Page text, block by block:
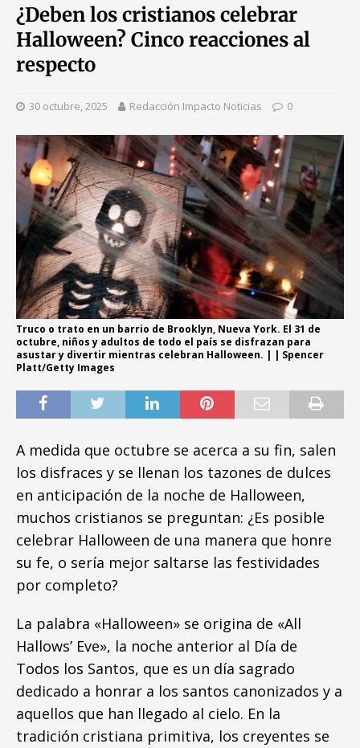
¿Deben los cristianos celebrar
Halloween? Cinco reacciones al
respecto
30 octubre, 2025 Redacción Impacto Noticias 0
Truco o trato en un barrio de Brooklyn, Nueva York. El 31 de
octubre, niños y adultos de todo el país se disfrazan para
asustar y divertir mientras celebran Halloween. | | Spencer
Platt/Getty Images
A medida que octubre se acerca a su fin, salen
los disfraces y se llenan los tazones de dulces
en anticipación de la noche de Halloween,
muchos cristianos se preguntan: ¿Es posible
celebrar Halloween de una manera que honre
su fe, o sería mejor saltarse las festividades
por completo?
La palabra «Halloween» se origina de «All
Hallows’ Eve», la noche anterior al Día de
Todos los Santos, que es un día sagrado
dedicado a honrar a los santos canonizados y a
aquellos que han llegado al cielo. En la
tradición cristiana primitiva, los creyentes se